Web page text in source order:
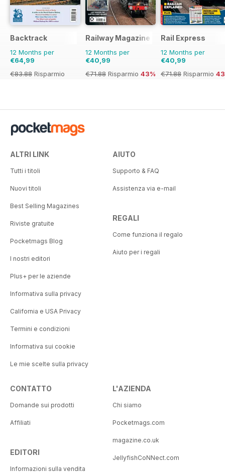
Backtrack
12 Months per
€64,99
€83.88 Risparmio
Railway Magazine
12 Months per
€40,99
€71.88 Risparmio 43%
Rail Express
12 Months per
€40,99
€71.88 Risparmio
ALTRI LINK
Tutti i titoli
Nuovi titoli
Best Selling Magazines
Riviste gratuite
Pocketmags Blog
I nostri editori
Plus+ per le aziende
Informativa sulla privacy
California e USA Privacy
Termini e condizioni
Informativa sui cookie
Le mie scelte sulla privacy
AIUTO
Supporto & FAQ
Assistenza via e-mail
REGALI
Come funziona il regalo
Aiuto per i regali
CONTATTO
Domande sui prodotti
Affiliati
EDITORI
Informazioni sulla vendita
L'AZIENDA
Chi siamo
Pocketmags.com
magazine.co.uk
JellyfishCoNNect.com